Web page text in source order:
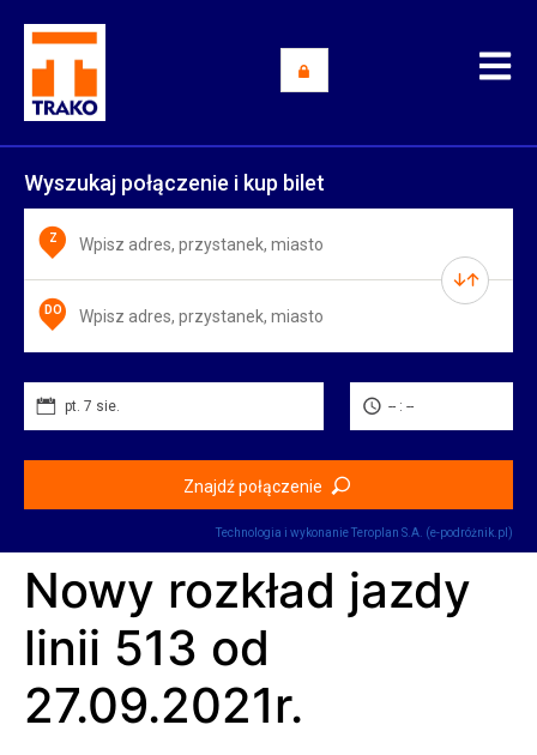
Wyszukaj połączenie i kup bilet
Technologia i wykonanie Teroplan S.A. (e-podróżnik.pl)
Z
DO
pt. 7 sie. -- : --
Znajdź połączenie
Nowy rozkład jazdy
linii 513 od
27.09.2021r.